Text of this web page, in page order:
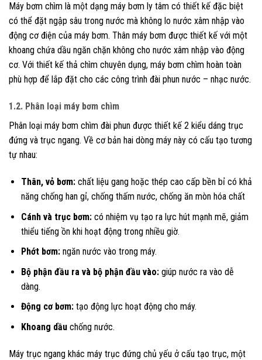
Máy bơm chìm là một dạng máy bơm ly tâm có thiết kế đặc biệt
có thể đặt ngập sâu trong nước mà không lo nước xâm nhập vào
động cơ điện của máy bơm. Thân máy bơm được thiết kế với một
khoang chứa dầu ngăn chặn không cho nước xâm nhập vào động
cơ. Với thiết kế thả chìm chuyên dụng, máy bơm chìm hoàn toàn
phù hợp để lắp đặt cho các công trình đài phun nước – nhạc nước.
1.2. Phân loại máy bơm chìm
Phân loại máy bơm chìm đài phun được thiết kế 2 kiểu dáng trục
đứng và trục ngang. Về cơ bản hai dòng máy này có cấu tạo tương
tự nhau:
Thân, vỏ bơm:chất liệu gang hoặc thép cao cấp bền bỉ có khả
năng chống han gỉ, chống thấm nước, chống ăn mòn hóa chất
Cánh và trục bơm:có nhiệm vụ tạo ra lực hút mạnh mẽ, giảm
thiểu tiếng ồn khi hoạt động trong nhiều giờ.
Phớt bơm:ngăn nước vào trong máy.
Bộ phận đầu ra và bộ phận đầu vào:giúp nước ra vào dễ
dàng.
Động cơ bơm:tạo động lực hoạt động cho máy.
Khoang dầuchống nước.
Máy trục ngang khác máy trục đứng chủ yếu ở cấu tạo trục, một